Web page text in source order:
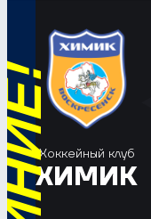
Хоккейный клуб
ХИМИК